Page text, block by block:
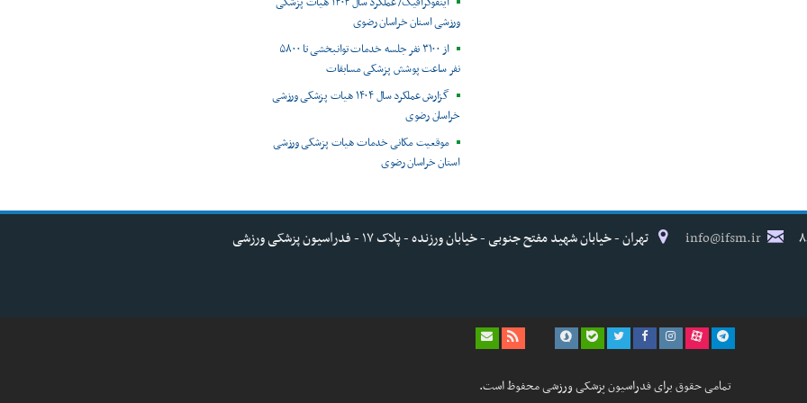
ورزشی استان خراسان رضوی
از ۳۱۰۰ نفر جلسه خدمات توانبخشی تا ۵۸۰۰
نفر ساعت پوشش پزشکی مسابقات
گزارش عملکرد سال ۱۴۰۴ هیات پزشکی ورزشی
خراسان رضوی
موقعیت مکانی خدمات هیات پزشکی ورزشی
استان خراسان رضوی ‌
info@ifsm.ir تهران - خیابان شهید مفتح جنوبی - خیابان ورزنده - پلاک ۱۷ - فدراسیون پزشکی ورزشی
تمامی حقوق برای فدراسیون پزشکی ورزشی محفوظ است.